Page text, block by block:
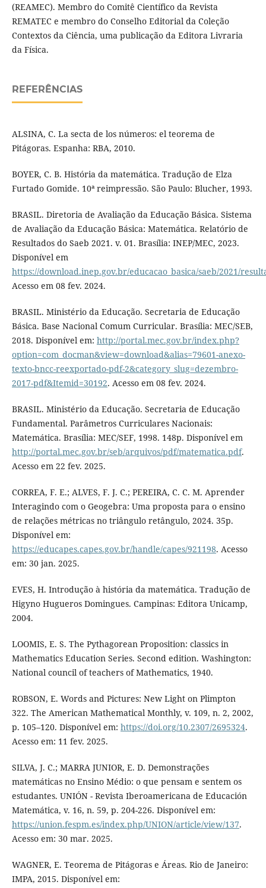
(REAMEC). Membro do Comitê Científico da Revista
REMATEC e membro do Conselho Editorial da Coleção
Contextos da Ciência, uma publicação da Editora Livraria
da Física.
REFERÊNCIAS
ALSINA, C. La secta de los números: el teorema de
Pitágoras. Espanha: RBA, 2010.
BOYER, C. B. História da matemática. Tradução de Elza
Furtado Gomide. 10ª reimpressão. São Paulo: Blucher, 1993.
BRASIL. Diretoria de Avaliação da Educação Básica. Sistema
de Avaliação da Educação Básica: Matemática. Relatório de
Resultados do Saeb 2021. v. 01. Brasília: INEP/MEC, 2023.
Disponível em
https://download.inep.gov.br/educacao_basica/saeb/2021/
Acesso em 08 fev. 2024.
BRASIL. Ministério da Educação. Secretaria de Educação
Básica. Base Nacional Comum Curricular. Brasília: MEC/SEB,
2018. Disponível em: http://portal.mec.gov.br/index.php?
option=com_docman&view=download&alias=79601-anexo-
texto-bncc-reexportado-pdf-2&category_slug=dezembro-
2017-pdf&Itemid=30192. Acesso em 08 fev. 2024.
BRASIL. Ministério da Educação. Secretaria de Educação
Fundamental. Parâmetros Curriculares Nacionais:
Matemática. Brasília: MEC/SEF, 1998. 148p. Disponível em
http://portal.mec.gov.br/seb/arquivos/pdf/matematica.pdf.
Acesso em 22 fev. 2025.
CORREA, F. E.; ALVES, F. J. C.; PEREIRA, C. C. M. Aprender
Interagindo com o Geogebra: Uma proposta para o ensino
de relações métricas no triângulo retângulo, 2024. 35p.
Disponível em:
https://educapes.capes.gov.br/handle/capes/921198. Acesso
em: 30 jan. 2025.
EVES, H. Introdução à história da matemática. Tradução de
Higyno Hugueros Domingues. Campinas: Editora Unicamp,
2004.
LOOMIS, E. S. The Pythagorean Proposition: classics in
Mathematics Education Series. Second edition. Washington:
National council of teachers of Mathematics, 1940.
ROBSON, E. Words and Pictures: New Light on Plimpton
322. The American Mathematical Monthly, v. 109, n. 2, 2002,
p. 105–120. Disponível em: https://doi.org/10.2307/2695324.
Acesso em: 11 fev. 2025.
SILVA, J. C.; MARRA JUNIOR, E. D. Demonstrações
matemáticas no Ensino Médio: o que pensam e sentem os
estudantes. UNIÓN - Revista Iberoamericana de Educación
Matemática, v. 16, n. 59, p. 204-226. Disponível em:
https://union.fespm.es/index.php/UNION/article/view/137.
Acesso em: 30 mar. 2025.
WAGNER, E. Teorema de Pitágoras e Áreas. Rio de Janeiro:
IMPA, 2015. Disponível em: